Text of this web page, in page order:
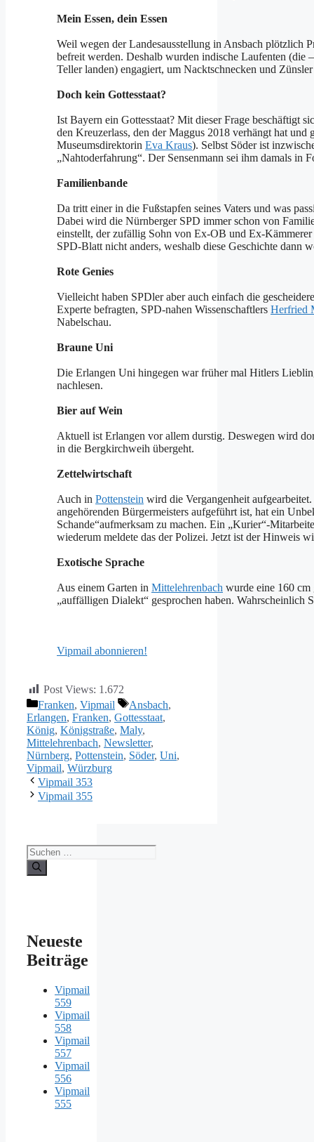
Mein Essen, dein Essen
Weil wegen der Landesausstellung in Ansbach plötzlich
befreit werden. Deshalb wurden indische Laufenten (die
Teller landen) engagiert, um Nacktschnecken und
Doch kein Gottesstaat?
Ist Bayern ein Gottesstaat? Mit dieser Frage beschäftigt
den Kreuzerlass, den der Maggus 2018 verhängt hat und
Museumsdirektorin Eva Kraus). Selbst Söder ist
„Nahtoderfahrung“. Der Sensenmann sei ihm damals in
Familienbande
Da tritt einer in die Fußstapfen seines Vaters und was
Dabei wird die Nürnberger SPD immer schon von
einstellt, der zufällig Sohn von Ex-OB und Ex-
SPD-Blatt nicht anders, weshalb diese Geschichte dann
Rote Genies
Vielleicht haben SPDler aber auch einfach die
Experte befragten, SPD-nahen Wissenschaftlers Herfried
Nabelschau.
Braune Uni
Die Erlangen Uni hingegen war früher mal Hitlers
nachlesen.
Bier auf Wein
Aktuell ist Erlangen vor allem durstig. Deswegen wird
in die Bergkirchweih übergeht.
Zettelwirtschaft
Auch in Pottenstein wird die Vergangenheit
angehörenden Bürgermeisters aufgeführt ist, hat ein
Schande“aufmerksam zu machen. Ein „Kurier“-
wiederum meldete das der Polizei. Jetzt ist der Hinweis
Exotische Sprache
Aus einem Garten in Mittelehrenbach wurde eine 160
„auffälligen Dialekt“ gesprochen haben. Wahrscheinlich
Vipmail abonnieren!
Post Views: 1.672
Kategorien
Franken, Vipmail Schlagwörter
Ansbach,
Erlangen, Franken, Gottesstaat,
König, Königstraße, Maly,
Mittelehrenbach, Newsletter,
Nürnberg, Pottenstein, Söder, Uni,
Vipmail, Würzburg
Vipmail 353
Vipmail 355
Suche
nach:
Neueste
Beiträge
Vipmail
559
Vipmail
558
Vipmail
557
Vipmail
556
Vipmail
555